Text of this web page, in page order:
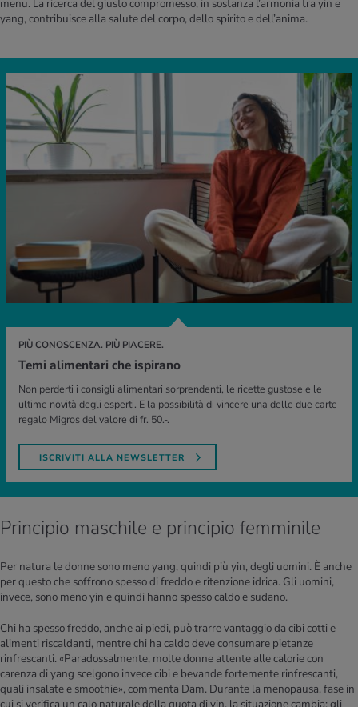
menu. La ricerca del giusto compromesso, in sostanza l’armonia tra yin e
yang, contribuisce alla salute del corpo, dello spirito e dell’anima.
PIÙ CONOSCENZA. PIÙ PIACERE.
Temi alimentari che ispirano
Non perderti i consigli alimentari sorprendenti, le ricette gustose e le
ultime novità degli esperti. E la possibilità di vincere una delle due carte
regalo Migros del valore di fr. 50.-.
ISCRIVITI ALLA NEWSLETTER
Principio maschile e principio femminile
Per natura le donne sono meno yang, quindi più yin, degli uomini. È anche
per questo che soffrono spesso di freddo e ritenzione idrica. Gli uomini,
invece, sono meno yin e quindi hanno spesso caldo e sudano.
Chi ha spesso freddo, anche ai piedi, può trarre vantaggio da cibi cotti e
alimenti riscaldanti, mentre chi ha caldo deve consumare pietanze
rinfrescanti. «Paradossalmente, molte donne attente alle calorie con
carenza di yang scelgono invece cibi e bevande fortemente rinfrescanti,
quali insalate e smoothie», commenta Dam. Durante la menopausa, fase in